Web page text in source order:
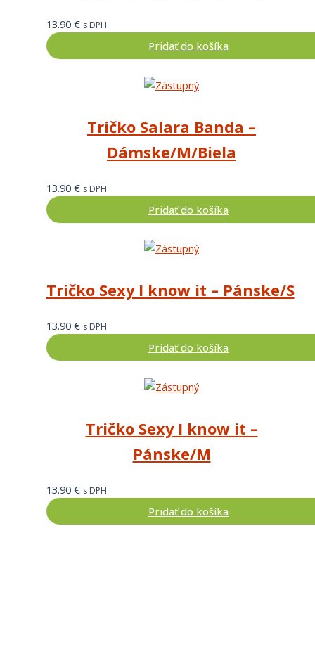
13.90 € s DPH
Pridať do košíka
Tričko Salara Banda –
Dámske/M/Biela
13.90 € s DPH
Pridať do košíka
Tričko Sexy I know it – Pánske/S
13.90 € s DPH
Pridať do košíka
Tričko Sexy I know it –
Pánske/M
13.90 € s DPH
Pridať do košíka